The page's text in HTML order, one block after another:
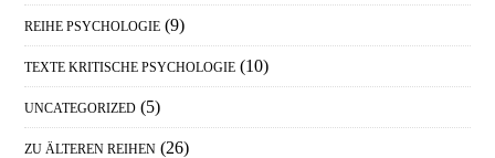
REIHE PSYCHOLOGIE (9)
TEXTE KRITISCHE PSYCHOLOGIE (10)
UNCATEGORIZED (5)
ZU ÄLTEREN REIHEN (26)